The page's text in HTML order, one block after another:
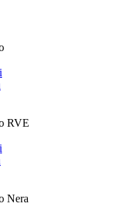
i
RVE
i
Nera